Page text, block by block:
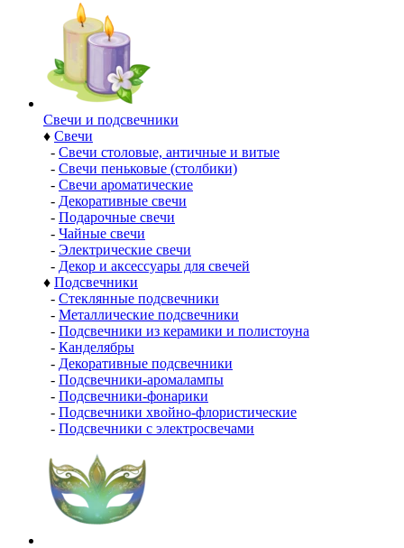
Свечи и подсвечники
♦ Свечи
- Свечи столовые, античные и витые
- Свечи пеньковые (столбики)
- Свечи ароматические
- Декоративные свечи
- Подарочные свечи
- Чайные свечи
- Электрические свечи
- Декор и аксессуары для свечей
♦ Подсвечники
- Стеклянные подсвечники
- Металлические подсвечники
- Подсвечники из керамики и полистоуна
- Канделябры
- Декоративные подсвечники
- Подсвечники-аромалампы
- Подсвечники-фонарики
- Подсвечники хвойно-флористические
- Подсвечники с электросвечами